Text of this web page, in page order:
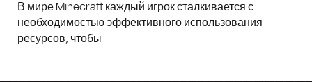
В мире Minecraft каждый игрок сталкивается с
необходимостью эффективного использования
ресурсов, чтобы